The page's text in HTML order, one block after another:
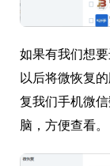
如果有我们想
以后将微恢复
复我们手机微
脑，方便查看。